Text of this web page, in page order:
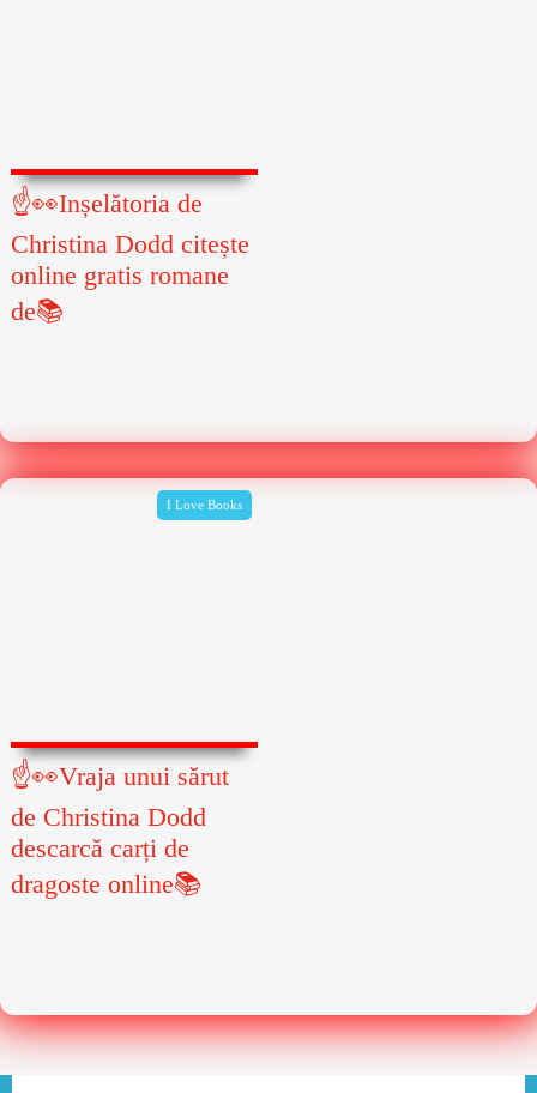
☝👀Inșelătoria de
Christina Dodd citește
online gratis romane
de📚
I Love Books
☝👀Vraja unui sărut
de Christina Dodd
descarcă carți de
dragoste online📚